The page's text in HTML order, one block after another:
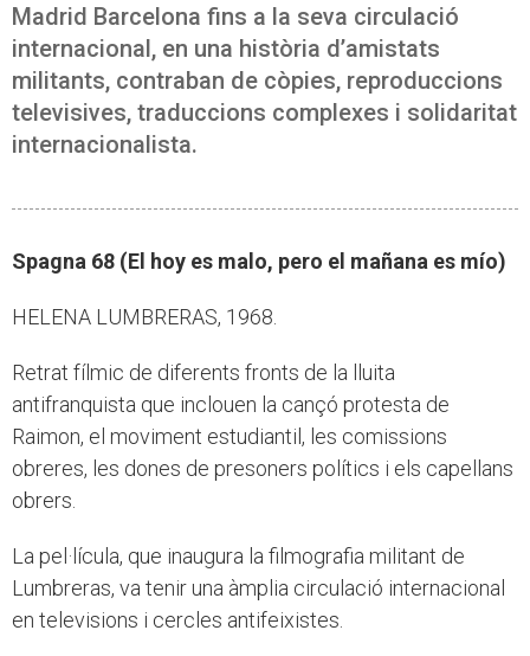
Madrid Barcelona fins a la seva circulació
internacional, en una història d’amistats
militants, contraban de còpies, reproduccions
televisives, traduccions complexes i solidaritat
internacionalista.
Spagna 68 (El hoy es malo, pero el mañana es mío)
HELENA LUMBRERAS, 1968.
Retrat fílmic de diferents fronts de la lluita
antifranquista que inclouen la cançó protesta de
Raimon, el moviment estudiantil, les comissions
obreres, les dones de presoners polítics i els capellans
obrers.
La pel·lícula, que inaugura la filmografia militant de
Lumbreras, va tenir una àmplia circulació internacional
en televisions i cercles antifeixistes.